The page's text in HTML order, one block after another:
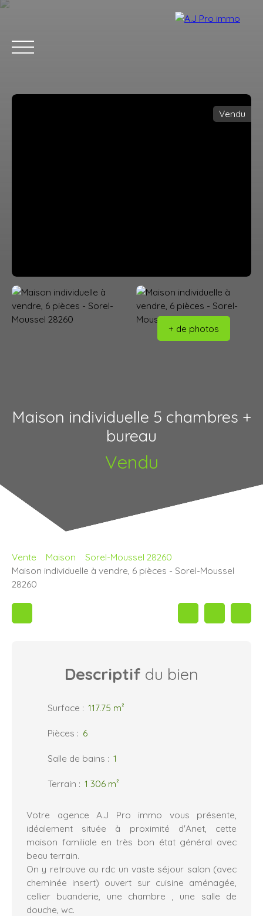
Vendu
+ de photos
Maison individuelle 5 chambres +
bureau
Vendu
Vente Maison
Sorel-Moussel 28260
Maison individuelle à vendre, 6 pièces - Sorel-Moussel
28260
Descriptif du bien
Surface : 117.75 m²
Pièces : 6
Salle de bains : 1
Terrain : 1 306 m²
Votre agence A.J Pro immo vous présente,
idéalement située à proximité d'Anet, cette
maison familiale en très bon état général avec
beau terrain.
On y retrouve au rdc un vaste séjour salon (avec
cheminée insert) ouvert sur cuisine aménagée,
cellier buanderie, une chambre , une salle de
douche, wc.